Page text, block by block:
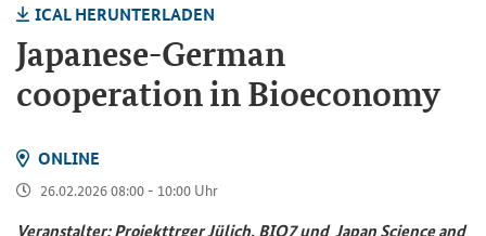
ICAL HER­UN­TER­LA­DEN
Japanese-German
cooperation in Bioeconomy
ON­LINE
26.02.2026 08:00 - 10:00 Uhr
Ver­an­stal­ter: Pro­jekt­trger Jü­lich, BIO7 undJapan Science and